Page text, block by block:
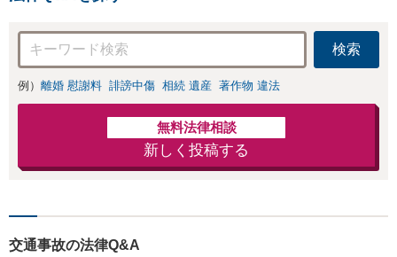
検索
例） 離婚 慰謝料 誹謗中傷 相続 遺産 著作物 違法
無料法律相談
新しく投稿する
交通事故の法律Q&A